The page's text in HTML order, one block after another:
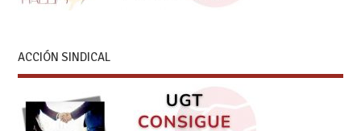
ACCIÓN SINDICAL